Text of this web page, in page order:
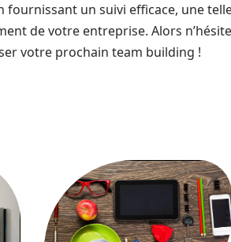
fournissant un suivi efficace, une
de votre entreprise. Alors
votre prochain team building !